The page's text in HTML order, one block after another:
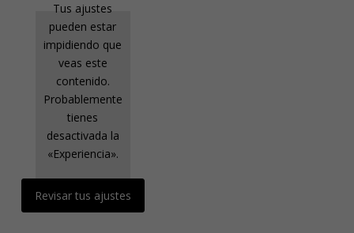
Tus ajustes
pueden estar
impidiendo que
veas este
contenido.
Probablemente
tienes
desactivada la
«Experiencia».
Revisar tus ajustes